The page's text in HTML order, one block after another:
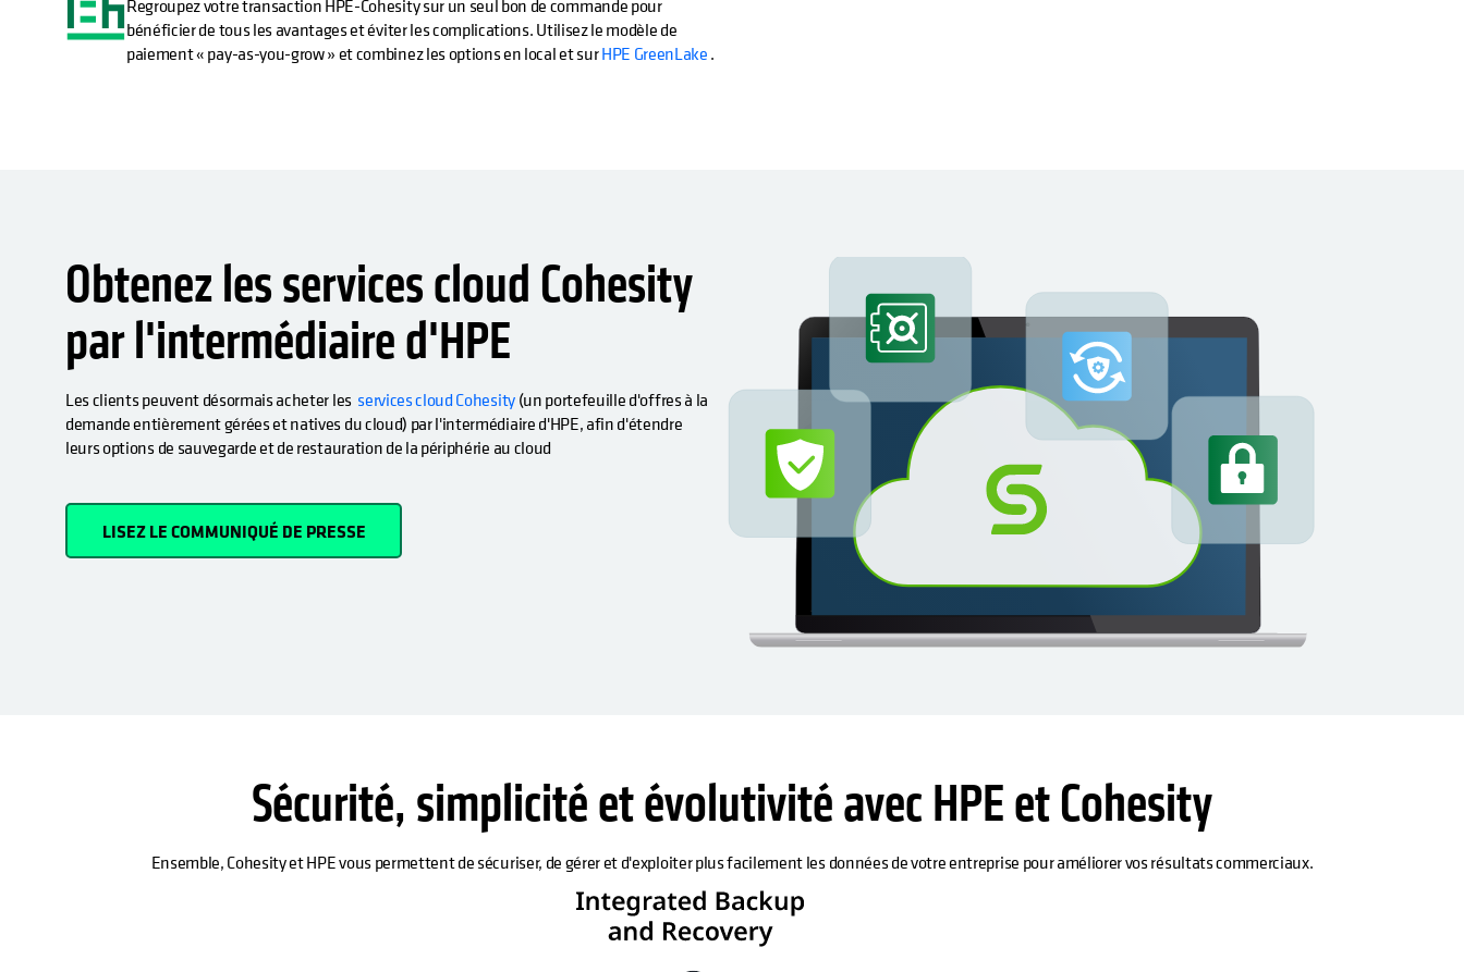
Regroupez votre transaction HPE-Cohesity sur un seul bon de commande pour
bénéficier de tous les avantages et éviter les complications. Utilisez le modèle de
paiement « pay-as-you-grow » et combinez les options en local et surHPE GreenLake.
Obtenez les services cloud Cohesity
par l'intermédiaire d'HPE
Les clients peuvent désormais acheter les services cloud Cohesity(un portefeuille d'offres à la
demande entièrement gérées et natives du cloud) par l'intermédiaire d'HPE, afin d'étendre
leurs options de sauvegarde et de restauration de la périphérie au cloud
LISEZ LE COMMUNIQUÉ DE PRESSE
Sécurité, simplicité et évolutivité avec HPE et Cohesity
Ensemble, Cohesity et HPE vous permettent de sécuriser, de gérer et d'exploiter plus facilement les données de votre entreprise pour améliorer vos résultats commerciaux.